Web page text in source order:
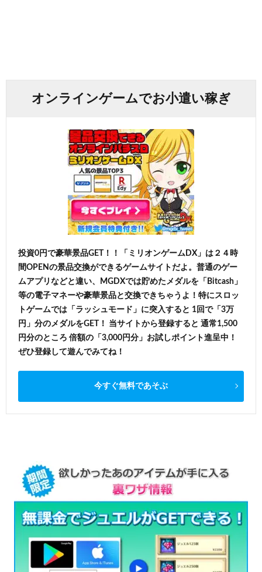
オンラインゲームでお小遣い稼ぎ
投資0円で豪華景品GET！！「ミリオンゲームDX」は２４時
間OPENの景品交換ができるゲームサイトだよ。普通のゲー
ムアプリなどと違い、MGDXでは貯めたメダルを「Bitcash」
等の電子マネーや豪華景品と交換できちゃうよ！特にスロッ
トゲームでは「ラッシュモード」に突入すると 1回で「3万
円」分のメダルをGET！ 当サイトから登録すると 通常1,500
円分のところ 倍額の「3,000円分」お試しポイント進呈中！
ぜひ登録して遊んでみてね！
今すぐ無料であそぶ